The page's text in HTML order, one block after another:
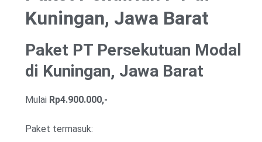
Kuningan, Jawa Barat
Paket PT Persekutuan Modal
di Kuningan, Jawa Barat
Mulai Rp4.900.000,-
Paket termasuk: